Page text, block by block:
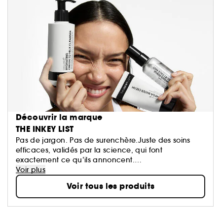
Découvrir la marque
THE INKEY LIST
Pas de jargon. Pas de surenchère.Juste des soins
efficaces, validés par la science, qui font
exactement ce qu’ils annoncent.
The INKEY List vous montre ce dont votre peau a
vraiment besoin, pas ce qui est simplement
tendance. Que vous soyez novice en soins ou déjà
expert·e avec une routine bien installée, INKEY est
toujours à vos côtés, avec innovation, pédagogie et
Voir plus
Voir tous les produits